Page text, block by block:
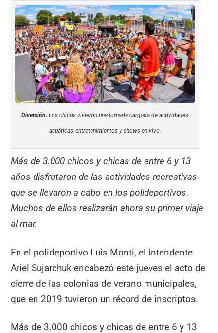
Diversión. Los chicos vivieron una jornada cargada de actividades
acuáticas, entretenimientos y shows en vivo.
Más de 3.000 chicos y chicas de entre 6 y 13
años disfrutaron de las actividades recreativas
que se llevaron a cabo en los polideportivos.
Muchos de ellos realizarán ahora su primer viaje
al mar.
En el polideportivo Luis Monti, el intendente
Ariel Sujarchuk encabezó este jueves el acto de
cierre de las colonias de verano municipales,
que en 2019 tuvieron un récord de inscriptos.
Más de 3.000 chicos y chicas de entre 6 y 13